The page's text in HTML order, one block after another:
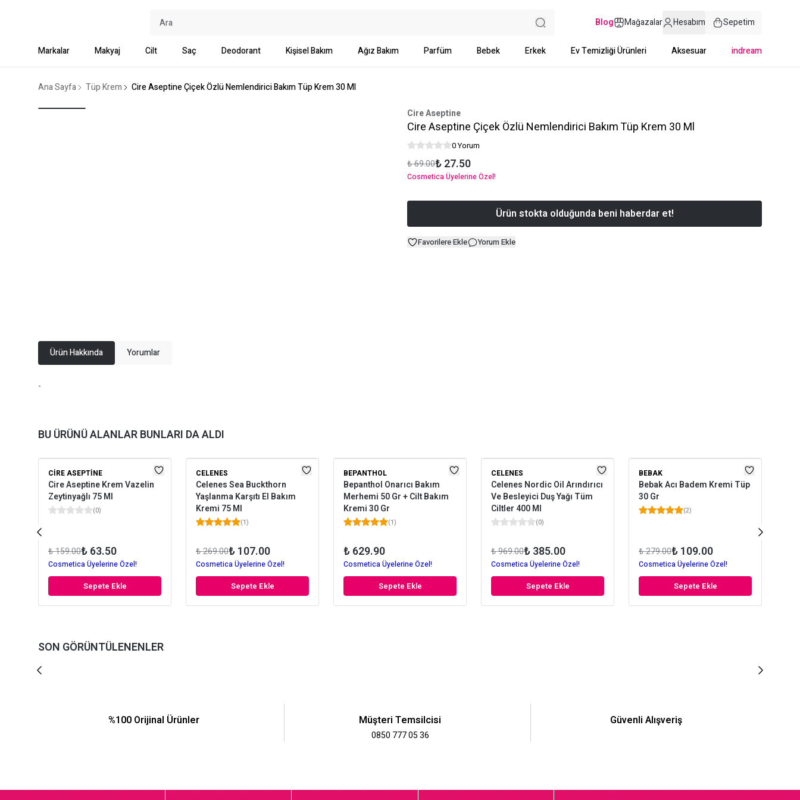
Blog Mağazalar Hesabım Sepetim
Markalar Makyaj Cilt Saç Deodorant Kişisel Bakım Ağız Bakım Parfüm Bebek Erkek Ev Temizliği Ürünleri Aksesuar indream
Ana Sayfa Tüp Krem Cire Aseptine Çiçek Özlü Nemlendirici Bakım Tüp Krem 30 Ml
Cire Aseptine
Cire Aseptine Çiçek Özlü Nemlendirici Bakım Tüp Krem 30 Ml
0 Yorum
₺ 69.00₺ 27.50
Cosmetica Üyelerine Özel!
Ürün stokta olduğunda beni haberdar et!
Favorilere Ekle Yorum Ekle
Ürün Hakkında Yorumlar
-
BU ÜRÜNÜ ALANLAR BUNLARI DA ALDI
CIRE ASEPTINE
Cire Aseptine Krem Vazelin
Zeytinyağlı 75 Ml
(0)
₺ 159.00₺ 63.50
Cosmetica Üyelerine Özel!
Sepete Ekle
CELENES
Celenes Sea Buckthorn
Yaşlanma Karşıtı El Bakım
Kremi 75 Ml
(1)
₺ 269.00₺ 107.00
Cosmetica Üyelerine Özel!
Sepete Ekle
BEPANTHOL
Bepanthol Onarıcı Bakım
Merhemi 50 Gr + Cilt Bakım
Kremi 30 Gr
(1)
₺ 629.90
Cosmetica Üyelerine Özel!
Sepete Ekle
CELENES
Celenes Nordic Oil Arındırıcı
Ve Besleyici Duş Yağı Tüm
Ciltler 400 Ml
(0)
₺ 969.00₺ 385.00
Cosmetica Üyelerine Özel!
Sepete Ekle
BEBAK
Bebak Acı Badem Kremi Tüp
30 Gr
(2)
₺ 279.00₺ 109.00
Cosmetica Üyelerine Özel!
Sepete Ekle
SON GÖRÜNTÜLENENLER
%100 Orijinal Ürünler Müşteri Temsilcisi
0850 777 05 36
Güvenli Alışveriş